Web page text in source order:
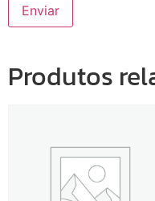
Produtos